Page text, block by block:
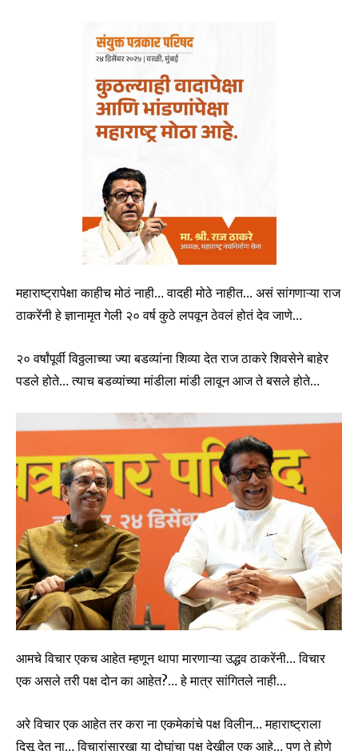
महाराष्ट्रापेक्षा काहीच मोठं नाही… वादही मोठे नाहीत… असं सांगणाऱ्या राज
ठाकरेंनी हे ज्ञानामृत गेली २० वर्ष कुठे लपवून ठेवलं होतं देव जाणे…
२० वर्षांपूर्वी विठ्ठलाच्या ज्या बडव्यांना शिव्या देत राज ठाकरे शिवसेने बाहेर
पडले होते… त्याच बडव्यांच्या मांडीला मांडी लावून आज ते बसले होते…
आमचे विचार एकच आहेत म्हणून थापा मारणाऱ्या उद्धव ठाकरेंनी… विचार
एक असले तरी पक्ष दोन का आहेत?… हे मात्र सांगितले नाही…
अरे विचार एक आहेत तर करा ना एकमेकांचे पक्ष विलीन… महाराष्ट्राला
दिसू देत ना… विचारांसारखा या दोघांचा पक्ष देखील एक आहे… पण ते होणे